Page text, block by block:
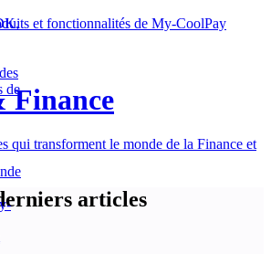
de
et fonctionnalités de My-CoolPay
Finance
qui transforment le monde de la Finance et
articles